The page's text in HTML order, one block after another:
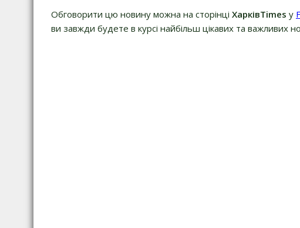
Обговорити цю новину можна на сторінці ХарківTimes у
ви завжди будете в курсі найбільш цікавих та важливих